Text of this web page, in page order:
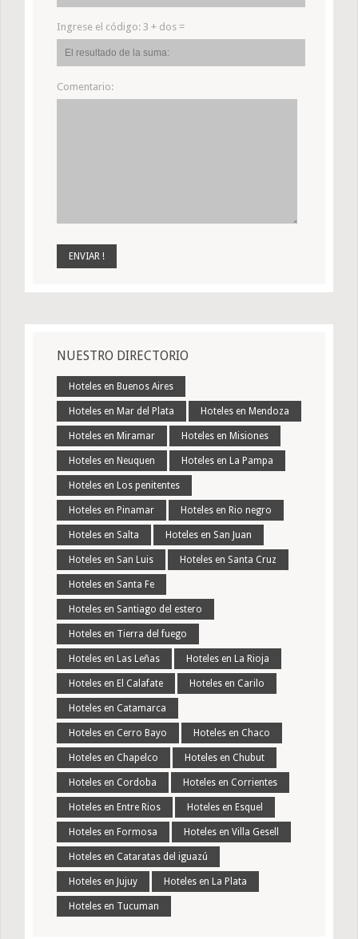
Ingrese el código: 3 + dos =
Comentario:
NUESTRO DIRECTORIO
Hoteles en Buenos Aires
Hoteles en Mar del Plata Hoteles en Mendoza
Hoteles en Miramar Hoteles en Misiones
Hoteles en Neuquen Hoteles en La Pampa
Hoteles en Los penitentes
Hoteles en Pinamar Hoteles en Rio negro
Hoteles en Salta Hoteles en San Juan
Hoteles en San Luis Hoteles en Santa Cruz
Hoteles en Santa Fe
Hoteles en Santiago del estero
Hoteles en Tierra del fuego
Hoteles en Las Leñas Hoteles en La Rioja
Hoteles en El Calafate Hoteles en Carilo
Hoteles en Catamarca
Hoteles en Cerro Bayo Hoteles en Chaco
Hoteles en Chapelco Hoteles en Chubut
Hoteles en Cordoba Hoteles en Corrientes
Hoteles en Entre Rios Hoteles en Esquel
Hoteles en Formosa Hoteles en Villa Gesell
Hoteles en Cataratas del iguazú
Hoteles en Jujuy Hoteles en La Plata
Hoteles en Tucuman